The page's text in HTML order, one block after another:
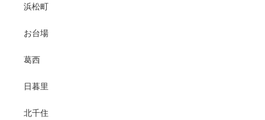
浜松町
お台場
葛西
日暮里
北千住